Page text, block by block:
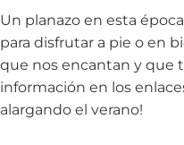
Un planazo en esta
para disfrutar a pie o en
que nos encantan y que
información en los
alargando el verano!